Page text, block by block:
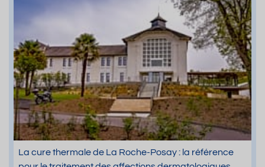
La cure thermale de La Roche-Posay : la référence